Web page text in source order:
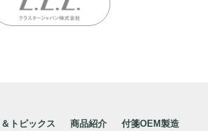
トピックス 商品紹介 付箋OEM製造